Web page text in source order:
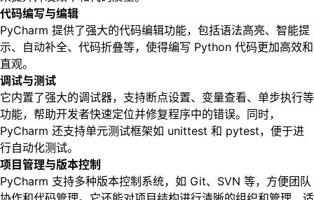
代码编写与编辑
PyCharm 提供了强大的代码编辑功能，包括语法高亮、智能提
示、自动补全、代码折叠等，使得编写 Python 代码更加高效和
直观。
调试与测试
它内置了强大的调试器，支持断点设置、变量查看、单步执行等
功能，帮助开发者快速定位并修复程序中的错误。同时，
PyCharm 还支持单元测试框架如 unittest 和 pytest，便于进
行自动化测试。
项目管理与版本控制
PyCharm 支持多种版本控制系统，如 Git、SVN 等，方便团队